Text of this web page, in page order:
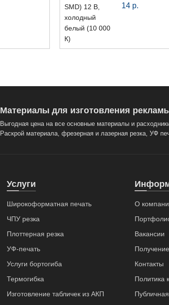
14 р.
Материалы для изготовления
Выгодная цена на все основные материалы и
Раскрой материала, фрезерная и лазерная резка, УФ
Услуги
Широкоформатная печать
ЧПУ резка
Плоттерная резка
УФ-печать
Услуги бортогиба
Термогибка
Изготовление табличек из АКП
О
Вакансии
Контакты
Политика